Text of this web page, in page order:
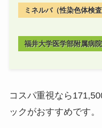
ミネルバ（性染色体検査
福井大学医学部附属病院
コスパ重視なら
ックがおすすめです。